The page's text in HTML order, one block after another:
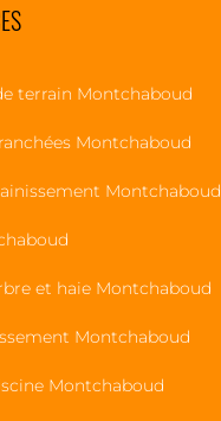
terrain Montchaboud
Montchaboud
Montchaboud
et haie Montchaboud
Montchaboud
Montchaboud